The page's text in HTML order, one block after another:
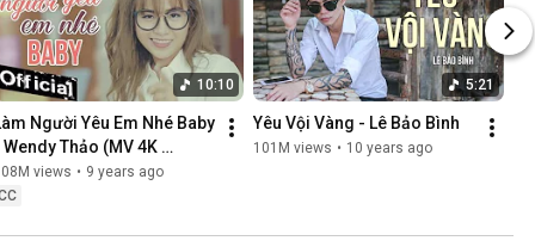
10:10
Người Yêu Em Nhé Baby
Wendy Thảo (MV 4K
views • 9 years ago
5:21
Yêu Vội Vàng - Lê Bảo Bình
101M views • 10 years ago